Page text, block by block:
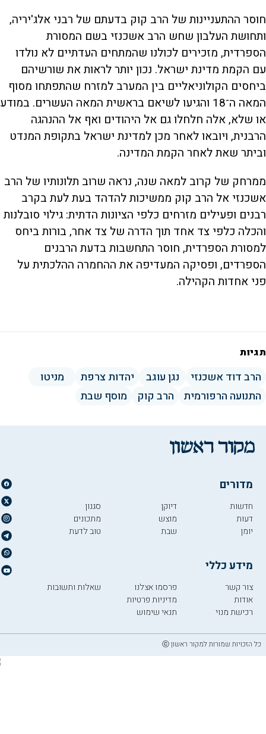
חוסר ההתעניינות של הרב קוק בדעתם של רבני אלג'יריה,
ותחושת העלבון שחש הרב אשכנזי בשם המסורת
הספרדית, מזכירים לכולנו שהמתחים העדתיים לא נולדו
עם הקמת מדינת ישראל. נכון יותר לראות את שורשיהם
ביחסים הקולוניאליים בין המערב למזרח שהתפתחו מסוף
המאה ה־18 והגיעו לשיאם בראשית המאה העשרים. במודע
או שלא, אלה חלחלו גם אל היהודים ואף אל ההנהגה
הרבנית, ויובאו לאחר מכן למדינת ישראל בתקופת המנדט
וביתר שאת לאחר הקמת המדינה.
ממרחק של קרוב למאה שנה, נראה שרוב תלונותיו של הרב
אשכנזי אל הרב קוק ממשיכות להדהד בעת לעת בקרב
רבנים ופעילים מזרחים כלפי הציונות הדתית: גילוי סובלנות
והכלה כלפי צד אחד תוך הדרה של צד אחר, בורות ביחס
למסורת הספרדית, חוסר התחשבות בדעת הרבנים
הספרדים, ופסיקה המעדיפה את ההחמרה ההלכתית על
פני אחדות הקהילה.
תגיות
הרב דוד אשכנזי נגן עוגב יהדות צרפת
מניטו
התנועה הרפורמית
הרב קוק מוסף שבת
מדורים
חדשות
דעות
יומן
דיוקן
מוצש
שבת
סגנון
מתכונים
טוב לדעת
מידע כללי
צור קשר
אודות
רכישת מנוי
פרסמו אצלנו
מדיניות פרטיות
תנאי שימוש
שאלות ותשובות
כל הזכויות שמורות למקור ראשון ⓒ